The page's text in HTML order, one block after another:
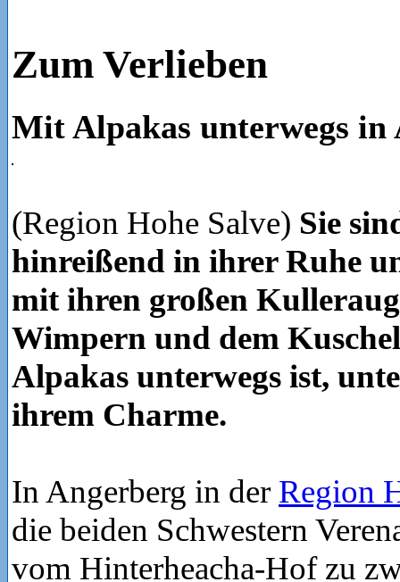
Zum Verlieben
Mit Alpakas unterwegs in
(Region Hohe Salve) Sie
hinreißend in ihrer Ruhe
mit ihren großen
Wimpern und dem
Alpakas unterwegs ist,
ihrem Charme.
In Angerberg in der Region
die beiden Schwestern
vom Hinterheacha-Hof zu